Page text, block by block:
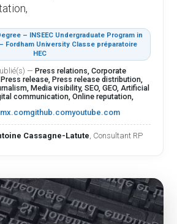
– INSEEC Undergraduate Program in
Fordham University Classe préparatoire
HEC
— Press relations, Corporate
release, Press release distribution,
Media visibility, SEO, GEO, Artificial
communication, Online reputation,
x.comgithub.comyoutube.com
Cassagne-Latute, Consultant RP